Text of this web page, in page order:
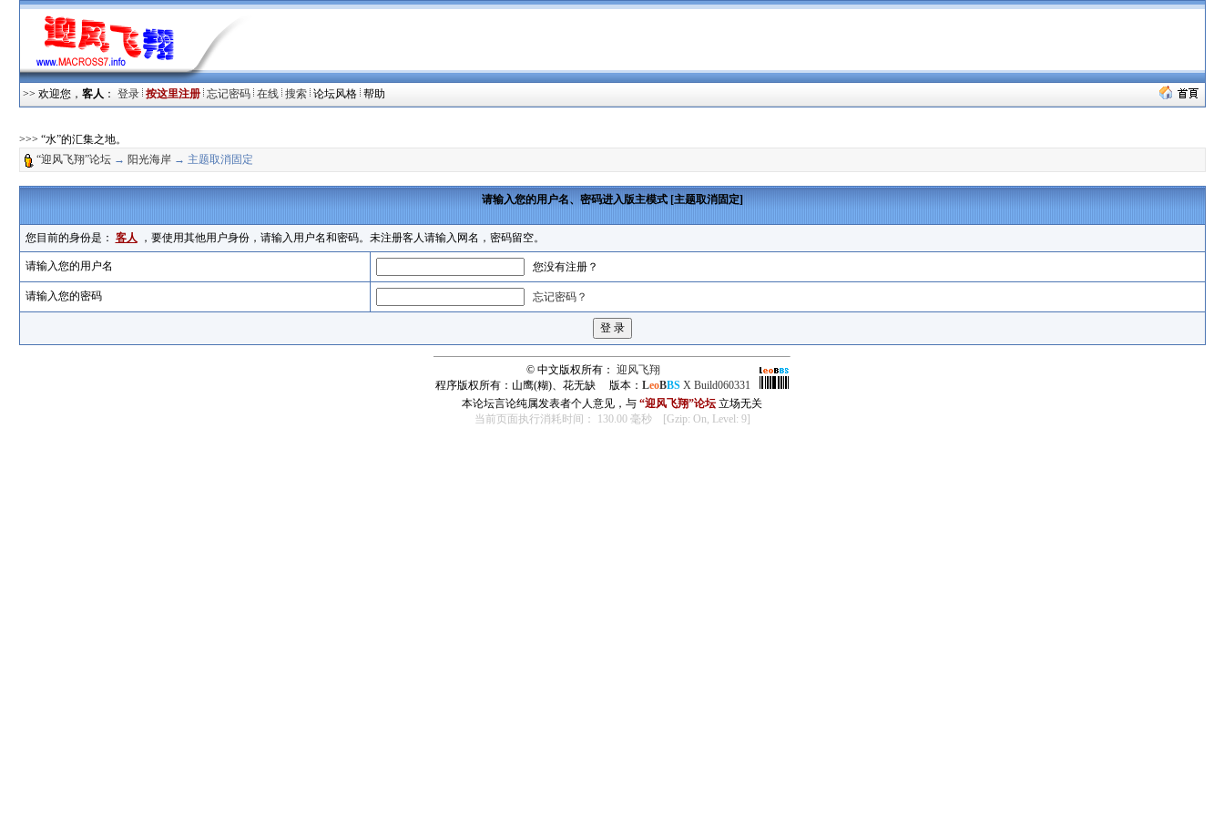
>> 欢迎您， 客人： 登录 按这里注册 忘记密码 在线 搜索 论坛风格 帮助
>>> “水”的汇集之地。
“迎风飞翔”论坛→ 阳光海岸→ 主题取消固定
请输入您的用户名、密码进入版主模式 [主题取消固定]
您目前的身份是： 客人 ，要使用其他用户身份，请输入用户名和密码。未注册客人请输入网名，密码留空。
请输入您的用户名 您没有注册？
请输入您的密码 忘记密码？
© 中文版权所有： 迎风飞翔
程序版权所有：山鹰(糊)、花无缺 版本： LeoBBS X Build060331
本论坛言论纯属发表者个人意见，与 “迎风飞翔”论坛 立场无关
当前页面执行消耗时间： 130.00 毫秒 [Gzip: On, Level: 9]